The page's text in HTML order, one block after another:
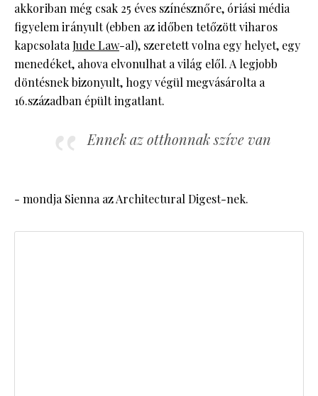
akkoriban még csak 25 éves színésznőre, óriási média
figyelem irányult (ebben az időben tetőzött viharos
kapcsolataJude Law-al), szeretett volna egy helyet, egy
menedéket, ahova elvonulhat a világ elől. A legjobb
döntésnek bizonyult, hogy végül megvásárolta a
16.században épült ingatlant.
Ennek az otthonnak szíve van
- mondja Sienna az Architectural Digest-nek.